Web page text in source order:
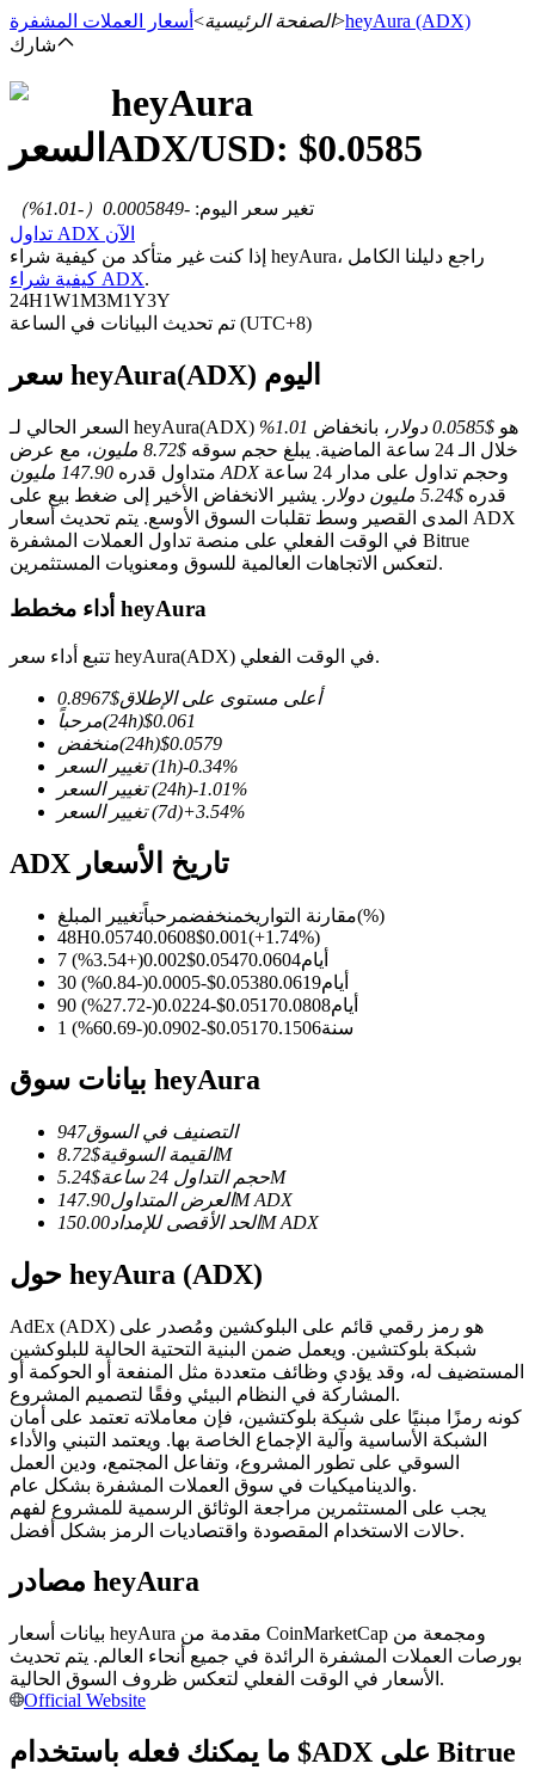
العقود الآجلة USDT
العقود الآجلة لـ COIN-M
العقود الآجلة للعملات المشفرة
TradFi
مشتقات الأسهم والعملات الأجنبية والمعادن الثمينة والسلع
العقود الآجلة USDC
نسخ التداول
انضم إلى أفضل المتداولين
كن متداول نسخ
استمتع بتقاسم الأرباح وعمولات نسخ التداول
الصفحة الرئيسية> أسعار العملات المشفرة >heyAura (ADX)
شارك
heyAura
السعر ADX/USD: $0.0585
تغير سعر اليوم:
-0.0005849
（
-1.01
%）
تداول ADX الآن
إذا كنت غير متأكد من كيفية شراء heyAura، راجع دليلنا الكامل
كيفية شراء ADX.
24H1W1M3M1Y3Y
تم تحديث البيانات في الساعة (UTC+8)
سعر heyAura(ADX) اليوم
السعر الحالي لـ heyAura(ADX) هو $0.0585 دولار ، بانخفاض 1.01%
خلال الـ 24 ساعة الماضية. يبلغ حجم سوقه
$8.72 مليون
، مع عرض
متداول قدره 147.90 مليون ADXوحجم تداول على مدار 24 ساعة
قدره $5.24 مليون دولار
. يشير الانخفاض الأخير إلى ضغط بيع على
المدى القصير وسط تقلبات السوق الأوسع. يتم تحديث أسعار ADX
في الوقت الفعلي على منصة تداول العملات المشفرة Bitrue
لتعكس الاتجاهات العالمية للسوق ومعنويات المستثمرين.
أداء مخطط heyAura
تتبع أداء سعر heyAura(ADX) في الوقت الفعلي.
أعلى مستوى على الإطلاق$
0.8967
مرحباً
(24h)$0.061
منخفض
(24h)$0.0579
تغيير السعر
(1h)-0.34%
تغيير السعر
(24h)-1.01%
تغيير السعر
(7d)+3.54%
ADX تاريخ الأسعار
مقارنة التواريخمنخفضمرحباًتغيير المبلغ
(%)
48H0.05740.0608$0.001(+1.74%)
7 أيام
0.05470.0604
$
0.002
(
+
3.54
%)
30 أيام
0.05380.0619
$
-0.0005
(
-0.84
%)
90 أيام
0.05170.0808
$
-0.0224
(
-27.72
%)
1 سنة
0.05170.1506
$
-0.0902
(
-60.69
%)
بيانات سوق heyAura
التصنيف في السوق947
القيمة السوقية$
8.72M
حجم التداول 24 ساعة
$
5.24M
العرض المتداول147.90M ADX
الحد الأقصى للإمداد150.00M ADX
حول heyAura (ADX)
AdEx (ADX) هو رمز رقمي قائم على البلوكشين ومُصدر على
شبكة بلوكتشين. ويعمل ضمن البنية التحتية الحالية للبلوكشين
المستضيف له، وقد يؤدي وظائف متعددة مثل المنفعة أو الحوكمة أو
المشاركة في النظام البيئي وفقًا لتصميم المشروع.
كونه رمزًا مبنيًا على شبكة بلوكتشين، فإن معاملاته تعتمد على أمان
الشبكة الأساسية وآلية الإجماع الخاصة بها. ويعتمد التبني والأداء
السوقي على تطور المشروع، وتفاعل المجتمع، ودين العمل
والديناميكيات في سوق العملات المشفرة بشكل عام.
يجب على المستثمرين مراجعة الوثائق الرسمية للمشروع لفهم
حالات الاستخدام المقصودة واقتصاديات الرمز بشكل أفضل.
مصادر heyAura
بيانات أسعار heyAura مقدمة من CoinMarketCap ومجمعة من
بورصات العملات المشفرة الرائدة في جميع أنحاء العالم. يتم تحديث
الأسعار في الوقت الفعلي لتعكس ظروف السوق الحالية.
Official Website
ما يمكنك فعله باستخدام $ADX على Bitrue